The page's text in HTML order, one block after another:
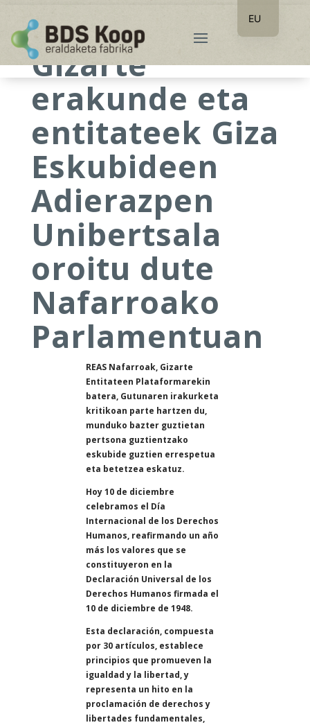
Gizarte
erakunde eta
entitateek Giza
Eskubideen
Adierazpen
Unibertsala
oroitu dute
Nafarroako
Parlamentuan
REAS Nafarroak, Gizarte
Entitateen Plataformarekin
batera, Gutunaren irakurketa
kritikoan parte hartzen du,
munduko bazter guztietan
pertsona guztientzako
eskubide guztien errespetua
eta betetzea eskatuz.
Hoy 10 de diciembre
celebramos el Día
Internacional de los Derechos
Humanos, reafirmando un año
más los valores que se
constituyeron en la
Declaración Universal de los
Derechos Humanos firmada el
10 de diciembre de 1948.
Esta declaración, compuesta
por 30 artículos, establece
principios que promueven la
igualdad y la libertad, y
representa un hito en la
proclamación de derechos y
libertades fundamentales,
EU